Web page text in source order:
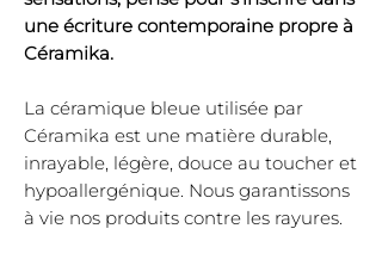
une écriture contemporaine propre à
Céramika.
La céramique bleue utilisée par
Céramika est une matière durable,
inrayable, légère, douce au toucher et
hypoallergénique. Nous garantissons
à vie nos produits contre les rayures.